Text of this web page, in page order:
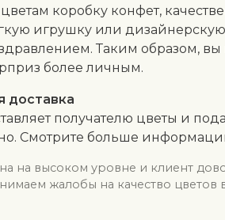
коробку конфет,
игрушку или дизайнерскую
Таким образом, вы
более личным.
доставка
получателю цветы и
Смотрите больше
на высоком уровне и клиент
жалобы на качество цветов